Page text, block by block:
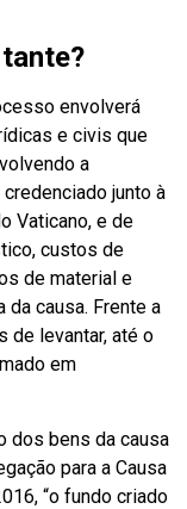
envolverá
e civis que
a
junto à
Vaticano, e de
custos de
de material e
da causa. Frente a
de levantar, até o
em
dos bens da causa
para a Causa
“o fundo criado